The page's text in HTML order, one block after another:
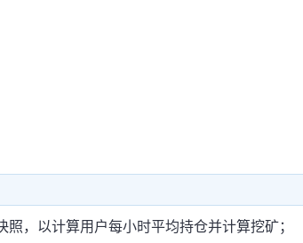
，以计算用户每小时平均持仓并计算挖矿；